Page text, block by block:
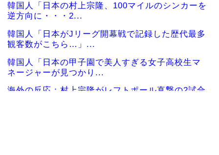
韓国人「日本の村上宗隆、100マイルのシンカーを
逆方向に・・・2...
韓国人「日本がJリーグ開幕戦で記録した歴代最多
観客数がこちら…」...
韓国人「日本の甲子園で美人すぎる女子高校生マ
ネージャーが見つかり...
海外の反応：村上宗隆がレフトポール直撃の2試合